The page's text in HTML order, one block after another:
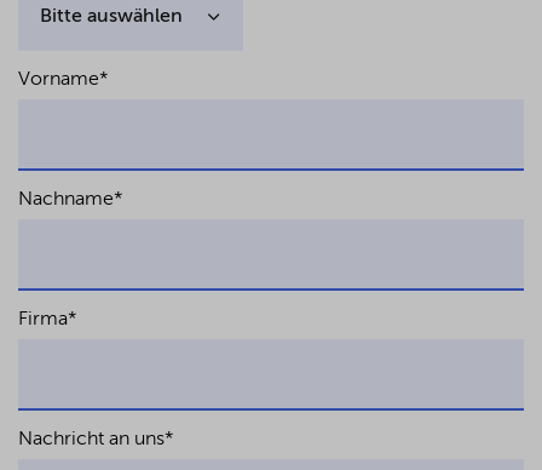
Kommentierung Anhang § 117 AktG —
2019
Die Zuständigkeitsordnung im
Vorname*
Nachname*
Firma*
Nachricht an uns*